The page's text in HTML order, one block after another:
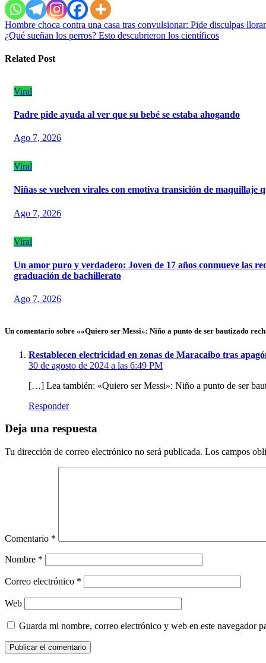
Navegación
de
entradas
Hombre choca contra una casa tras convulsionar: Pide disculpas
¿Qué sueñan los perros? Esto descubrieron los científicos
Related Post
Viral
Padre pide ayuda al ver que su bebé se estaba ahogando
Ago 7, 2026
Viral
Niñas se vuelven virales con emotiva transición de maquillaje
Ago 7, 2026
Viral
Un amor puro y verdadero: Joven de 17 años conmueve las
graduación de bachillerato
Ago 7, 2026
Un comentario sobre ««Quiero ser Messi»: Niño a punto de ser bautizado
Restablecen electricidad en zonas de Maracaibo tras
30 de agosto de 2024 a las 6:49 PM
[…] Lea también: «Quiero ser Messi»: Niño a punto de ser
Responder
Deja una respuesta
Tu dirección de correo electrónico no será publicada. Los campos
Comentario *
Nombre *
Correo electrónico *
Web
Guarda mi nombre, correo electrónico y web en este navegador